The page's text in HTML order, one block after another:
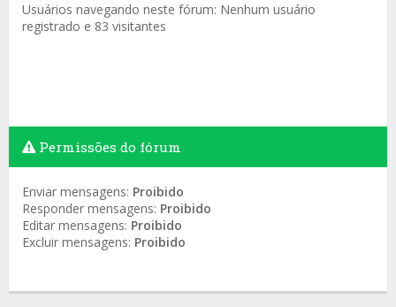
Usuários navegando neste fórum: Nenhum usuário
registrado e 83 visitantes
Permissões do fórum
Enviar mensagens: Proibido
Responder mensagens: Proibido
Editar mensagens: Proibido
Excluir mensagens: Proibido